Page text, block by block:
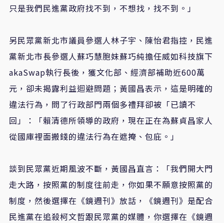
只是我們民進黨政府找不到，不想找 ， 找不到。」
另民眾黨新北市議員參選人林子宇、陳怡君指控，民進
黨新北市長參選人蘇巧慧胞妹蘇巧純擔任威如科技旗下
akaSwap執行長後，獲文化部、經濟部補助近600萬
元，卻未揭露利益迴避問題；黃國昌表示，這是明確的
違法行為，問了行政部門兩個多禮拜卻被「已讀不
回」：「賴清德所領導的政府，現在正在為蘇貞昌家人
從國庫裡面搬錢的違法行為在遮掩、包庇。」
談到民眾黨近期風波不斷，黃國昌直言：「我們開大門
走大路，按照黨的制度往前走，你如果不願意按照黨的
制度，然後選擇在 《鏡週刊》 放話， 《鏡週刊》 是配合
民進黨在追殺柯文哲跟民眾黨的媒體，你選擇在 《鏡週